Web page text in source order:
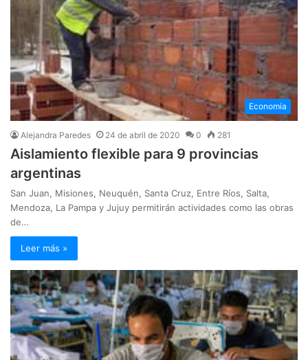
Economía
Alejandra Paredes 24 de abril de 2020 0 281
Aislamiento flexible para 9 provincias
argentinas
San Juan, Misiones, Neuquén, Santa Cruz, Entre Ríos, Salta,
Mendoza, La Pampa y Jujuy permitirán actividades como las obras
de…
Leer más »